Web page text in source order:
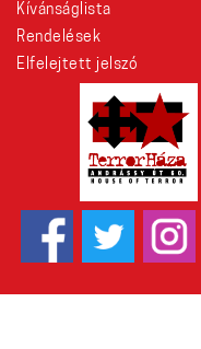
Kívánságlista
Rendelések
Elfelejtett jelszó